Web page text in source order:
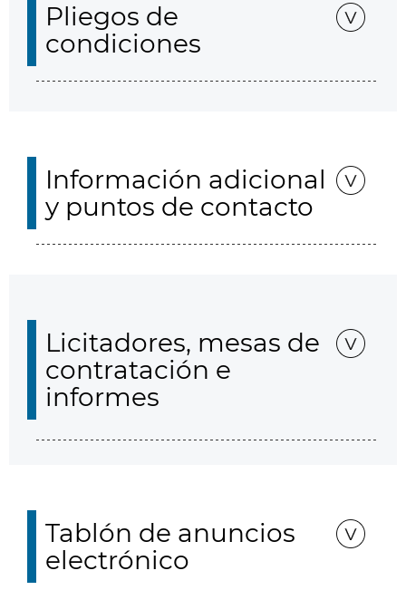
Pliegos de
condiciones
Información adicional
y puntos de contacto
Licitadores, mesas de
contratación e
informes
Tablón de anuncios
electrónico